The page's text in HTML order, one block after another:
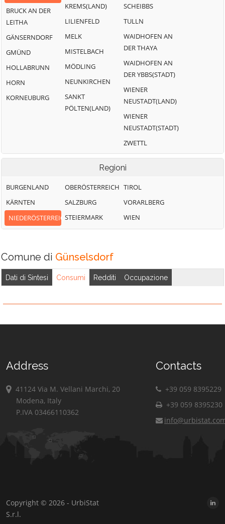
BRUCK AN DER
LEITHA
GÄNSERNDORF
GMÜND
HOLLABRUNN
HORN
KORNEUBURG
KREMS(LAND)
LILIENFELD
MELK
MISTELBACH
MÖDLING
NEUNKIRCHEN
SANKT
PÖLTEN(LAND)
SCHEIBBS
TULLN
WAIDHOFEN AN
DER THAYA
WAIDHOFEN AN
DER YBBS(STADT)
WIENER
NEUSTADT(LAND)
WIENER
NEUSTADT(STADT)
ZWETTL
Regioni
BURGENLAND
KÄRNTEN
NIEDERÖSTERREICH
OBERÖSTERREICH
SALZBURG
STEIERMARK
TIROL
VORARLBERG
WIEN
Comune di Günselsdorf
Dati di Sintesi Consumi Redditi Occupazione
Address
41124 Via M. Vellani Marchi, 20
Modena, Italy
P.IVA 03466110362
Contacts
+39 059 8395229
+39 059 8395230
Copyright © 2026 - UrbiStat
S.r.l.